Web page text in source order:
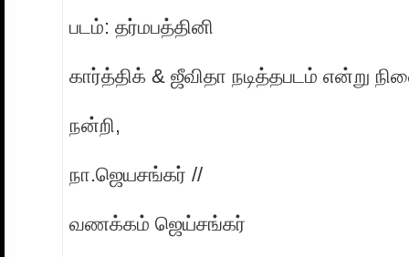
படம்: தர்மபத்தினி
கார்த்திக் & ஜீவிதா நடித்தபடம் என்று
நன்றி,
நா.ஜெயசங்கர் //
வணக்கம் ஜெய்சங்கர்